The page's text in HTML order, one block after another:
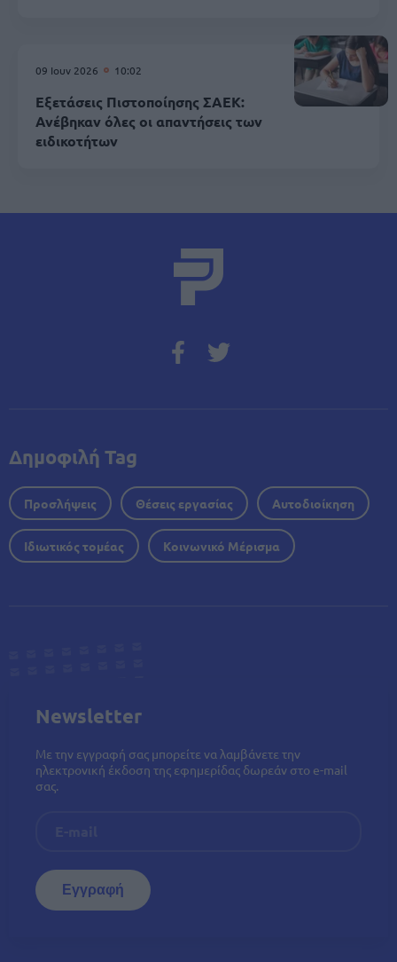
09 Ιουν 2026 10:02
Εξετάσεις Πιστοποίησης ΣΑΕΚ:
Ανέβηκαν όλες οι απαντήσεις των
ειδικοτήτων
Δημοφιλή Tag
Προσλήψεις Θέσεις εργασίας Αυτοδιοίκηση
Ιδιωτικός τομέας Κοινωνικό Μέρισμα
Newsletter
Με την εγγραφή σας μπορείτε να λαμβάνετε την
ηλεκτρονική έκδοση της εφημερίδας δωρεάν στο e-mail
σας.